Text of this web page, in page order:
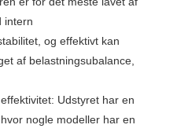
intern
og effektivt kan
af belastningsubalance,
Udstyret har en
nogle modeller har en